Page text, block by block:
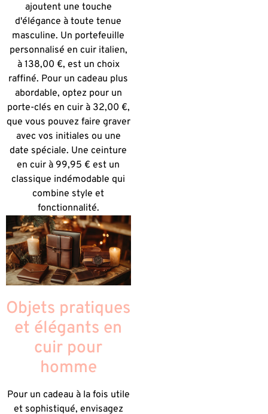
ajoutent une touche
d'élégance à toute tenue
masculine. Un portefeuille
personnalisé en cuir italien,
à 138,00 €, est un choix
raffiné. Pour un cadeau plus
abordable, optez pour un
porte-clés en cuir à 32,00 €,
que vous pouvez faire graver
avec vos initiales ou une
date spéciale. Une ceinture
en cuir à 99,95 € est un
classique indémodable qui
combine style et
fonctionnalité.
Objets pratiques
et élégants en
cuir pour
homme
Pour un cadeau à la fois utile
et sophistiqué, envisagez